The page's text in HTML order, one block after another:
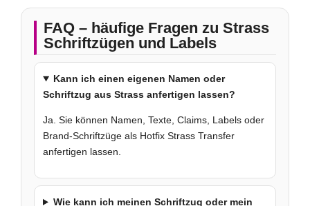
FAQ – häufige Fragen zu Strass
Schriftzügen und Labels
Kann ich einen eigenen Namen oder
Schriftzug aus Strass anfertigen lassen?
Ja. Sie können Namen, Texte, Claims, Labels oder
Brand-Schriftzüge als Hotfix Strass Transfer
anfertigen lassen.
Wie kann ich meinen Schriftzug oder mein